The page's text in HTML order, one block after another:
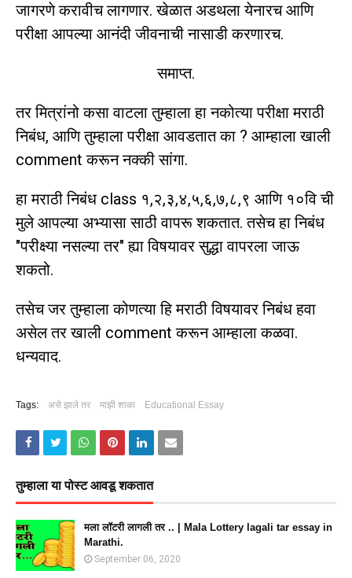
जागरणे करावीच लागणार. खेळात अडथला येनारच आणि
परीक्षा आपल्या आनंदी जीवनाची नासाडी करणारच.
समाप्त.
तर मित्रांनो कसा वाटला तुम्हाला हा नकोत्या परीक्षा मराठी
निबंध, आणि तुम्हाला परीक्षा आवडतात का ? आम्हाला खाली
comment करून नक्की सांगा.
हा मराठी निबंध class १,२,३,४,५,६,७,८,९ आणि १०वि ची
मुले आपल्या अभ्यासा साठी वापरू शकतात. तसेच हा निबंध
"परीक्ष्या नसल्या तर" ह्या विषयावर सुद्धा वापरला जाऊ
शकतो.
तसेच जर तुम्हाला कोणत्या हि मराठी विषयावर निबंध हवा
असेल तर खाली comment करून आम्हाला कळवा.
धन्यवाद.
Tags: असे झाले तर माझी शाळा Educational Essay
तुम्‍हाला या पोस्‍ट आवडू शकतात
मला लॉटरी लागली तर .. | Mala Lottery lagali tar essay in
Marathi.
September 06, 2020